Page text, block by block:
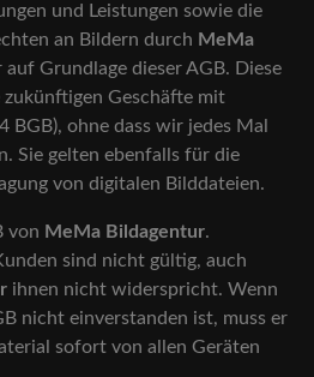
und Leistungen sowie die
an Bildern durch MeMa
Grundlage dieser AGB. Diese
Geschäfte mit
BGB), ohne dass wir jedes Mal
Sie gelten ebenfalls für die
von digitalen Bilddateien.
von MeMa Bildagentur.
sind nicht gültig, auch
ihnen nicht widerspricht. Wenn
nicht einverstanden ist, muss er
sofort von allen Geräten